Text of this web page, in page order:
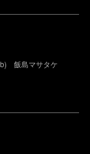
飯島マサタケ